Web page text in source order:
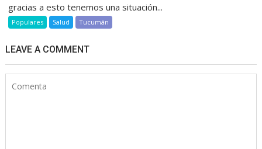
gracias a esto tenemos una situación...
Populares Salud Tucumán
LEAVE A COMMENT